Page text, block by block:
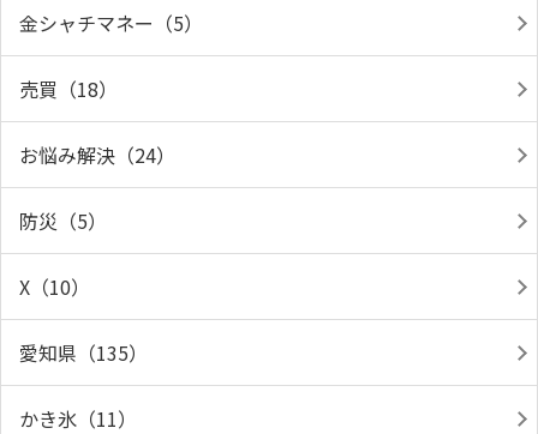
金シャチマネー（5）
売買（18）
お悩み解決（24）
防災（5）
X（10）
愛知県（135）
かき氷（11）